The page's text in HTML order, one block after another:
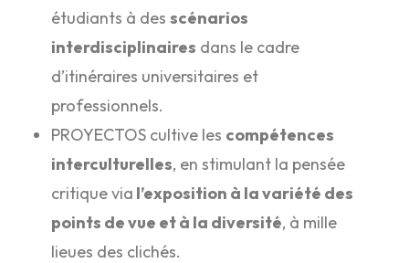
étudiants à des scénarios
interdisciplinaires dans le cadre
d’itinéraires universitaires et
professionnels.
PROYECTOS cultive les compétences
interculturelles, en stimulant la pensée
critique via l’exposition à la variété des
points de vue et à la diversité, à mille
lieues des clichés.